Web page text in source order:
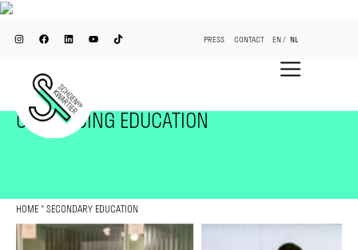
PRESS CONTACT EN NL
CONTINUING EDUCATION
HOME " SECONDARY EDUCATION